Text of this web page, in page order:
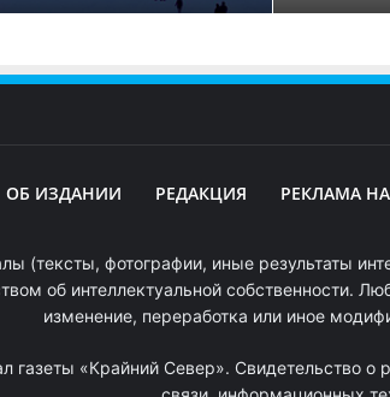
ОБ ИЗДАНИИ РЕДАКЦИЯ РЕКЛАМА
(тексты, фотографии, иные результаты
об интеллектуальной собственности.
изменение, переработка или иное
газеты «Крайний Север».